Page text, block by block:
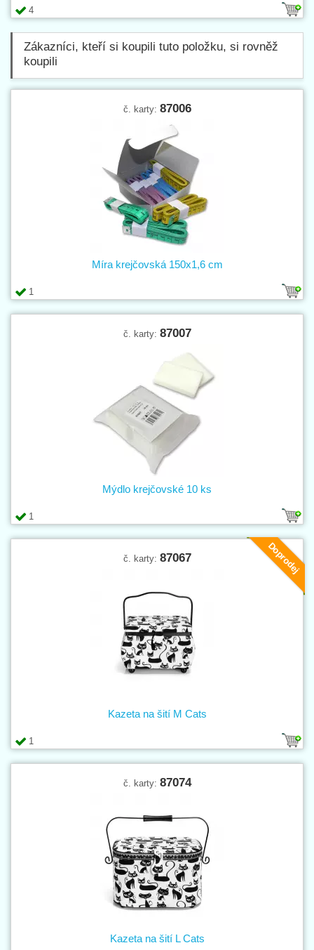
4
Zákazníci, kteří si koupili tuto položku, si rovněž
koupili
č. karty: 87006
1
Míra krejčovská 150x1,6 cm
č. karty: 87007
1
Mýdlo krejčovské 10 ks
Doprodej
č. karty: 87067
1
Kazeta na šití M Cats
č. karty: 87074
Kazeta na šití L Cats